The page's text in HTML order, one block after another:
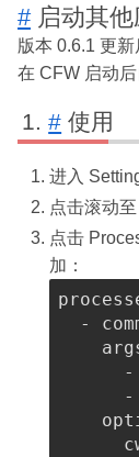
#启动其他
版本 0.6.1 更
在 CFW 启动
# 使用
进入
点击滚动
点击
加：
-
-
-